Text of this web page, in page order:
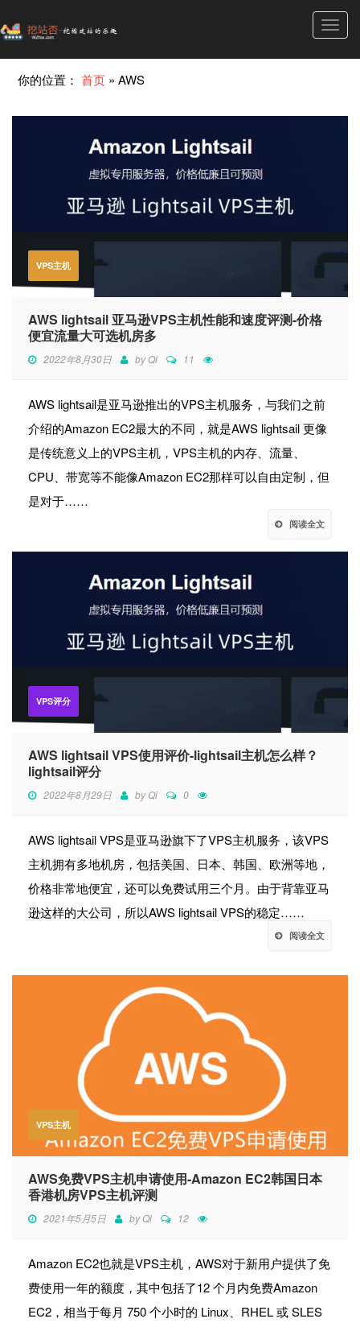
你的位置：首页 »AWS
VPS主机
AWS lightsail 亚马逊VPS主机性能和速度评测-价格
便宜流量大可选机房多
2022年8月30日 byQi 11
AWS lightsail是亚马逊推出的VPS主机服务，与我们之前
介绍的Amazon EC2最大的不同，就是AWS lightsail 更像
是传统意义上的VPS主机，VPS主机的内存、流量、
CPU、带宽等不能像Amazon EC2那样可以自由定制，但
是对于……
阅读全文
VPS评分
AWS lightsail VPS使用评价-lightsail主机怎么样？
lightsail评分
2022年8月29日 byQi 0
AWS lightsail VPS是亚马逊旗下了VPS主机服务，该VPS
主机拥有多地机房，包括美国、日本、韩国、欧洲等地，
价格非常地便宜，还可以免费试用三个月。由于背靠亚马
逊这样的大公司，所以AWS lightsail VPS的稳定……
阅读全文
VPS主机
AWS免费VPS主机申请使用-Amazon EC2韩国日本
香港机房VPS主机评测
2021年5月5日 byQi 12
Amazon EC2也就是VPS主机，AWS对于新用户提供了免
费使用一年的额度，其中包括了12 个月内免费Amazon
EC2，相当于每月 750 个小时的 Linux、RHEL 或 SLES